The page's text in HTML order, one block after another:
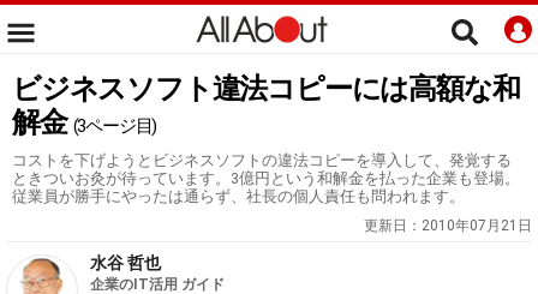
ビジネスソフト違法コピーには高額な和
解金 (3ページ目)
コストを下げようとビジネスソフトの違法コピーを導入して、発覚する
ときついお灸が待っています。3億円という和解金を払った企業も登場。
従業員が勝手にやったは通らず、社長の個人責任も問われます。
更新日： 2010年07月21日
水谷 哲也
企業のIT活用 ガイド